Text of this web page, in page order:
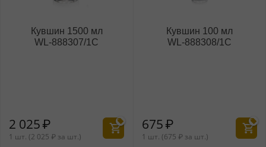
Кувшин 1500 мл
WL‑888307/1C
2 025₽
1 шт. (2 025 ₽ за шт.)
Кувшин 100 мл
WL‑888308/1C
675₽
1 шт. (675 ₽ за шт.)